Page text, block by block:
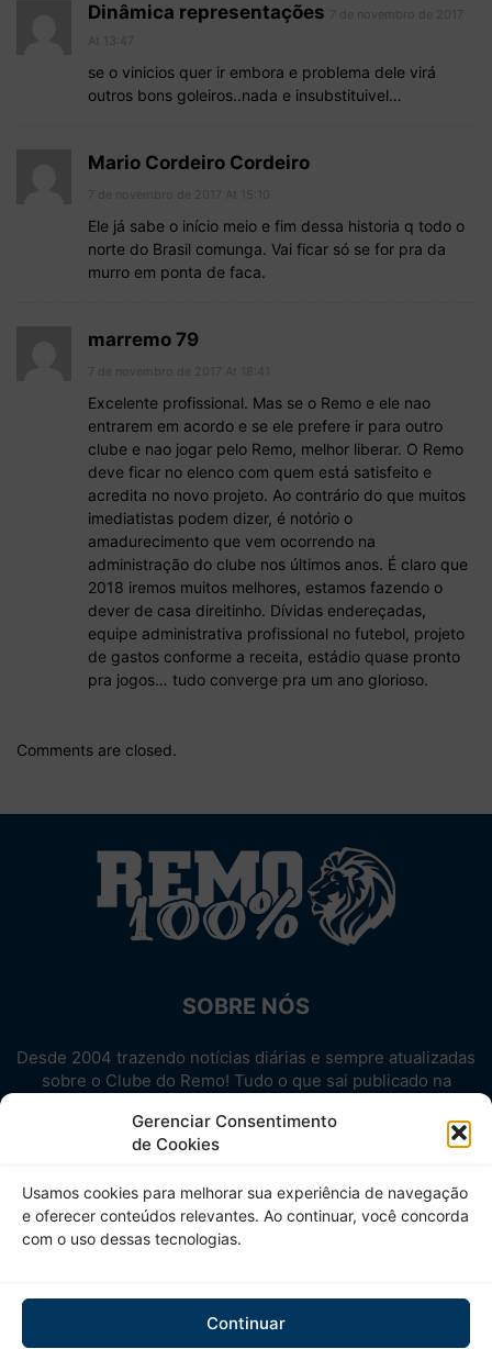
Gerenciar Consentimento
de Cookies
Usamos cookies para melhorar sua experiência de navegação
e oferecer conteúdos relevantes. Ao continuar, você concorda
com o uso dessas tecnologias.
Continuar
Dinâmica representações
se o vinicios quer ir embora e problema dele virá
outros bons goleiros..nada e insubstituivel…
Mario Cordeiro Cordeiro
Ele já sabe o início meio e fim dessa historia q todo o
norte do Brasil comunga. Vai ficar só se for pra da
murro em ponta de faca.
marremo 79
Excelente profissional. Mas se o Remo e ele nao
entrarem em acordo e se ele prefere ir para outro
clube e nao jogar pelo Remo, melhor liberar. O Remo
deve ficar no elenco com quem está satisfeito e
acredita no novo projeto. Ao contrário do que muitos
imediatistas podem dizer, é notório o
amadurecimento que vem ocorrendo na
administração do clube nos últimos anos. É claro que
2018 iremos muitos melhores, estamos fazendo o
dever de casa direitinho. Dívidas endereçadas,
equipe administrativa profissional no futebol, projeto
de gastos conforme a receita, estádio quase pronto
pra jogos… tudo converge pra um ano glorioso.
Comments are closed.
SOBRE NÓS
Desde 2004 trazendo notícias diárias e sempre atualizadas
sobre o Clube do Remo! Tudo o que sai publicado na
Aproveite! Site não-oficial.
SIGA-NOS